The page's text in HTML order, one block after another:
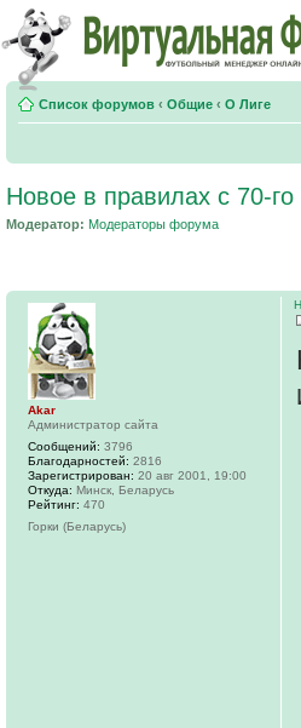
Список форумов ‹ Общие ‹ О Лиге
Новое в правилах с 70-го
Модератор: Модераторы форума
Akar
Администратор сайта
Сообщений: 3796
Благодарностей: 2816
Зарегистрирован: 20 авг 2001, 19:00
Откуда: Минск, Беларусь
Рейтинг: 470
Горки (Беларусь)